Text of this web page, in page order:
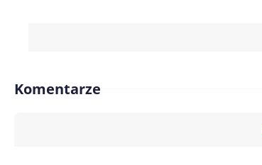
Komentarze